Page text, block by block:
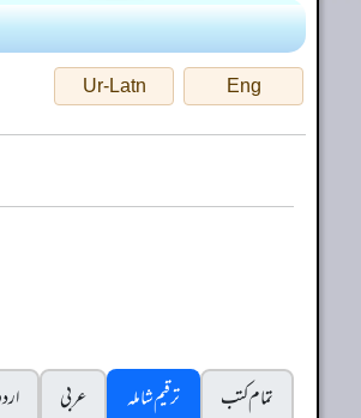
Eng
Ur-Latn
تمام کتب
ترقیم شاملہ عربی